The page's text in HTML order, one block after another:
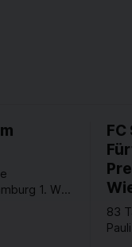
1. Was
und
FC
83